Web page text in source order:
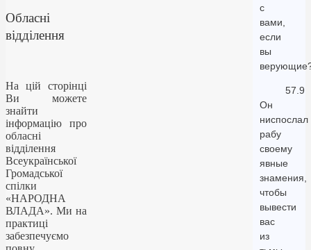
с
вами,
если
вы
57.9
Он
ниспослал
рабу
своему
явные
знамения,
чтобы
вывести
вас
из
Обласні
відділення
На цій сторінці
Ви можете
знайти
інформацію про
обласні
відділення
Всеукраїнської
Громадської
спілки
«НАРОДНА
ВЛАДА». Ми на
практиці
забезпечуємо